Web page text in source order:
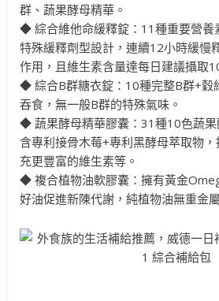
群、蔬果酵母精華。
◆ 綜合維他命緩釋錠：11種重要營養
特殊緩釋劑型設計，連續12小時緩慢
作用，且維生素含量達每日建議攝取
◆ 綜合B群糖衣錠：10種完整B群+穀
吞食，無一般B群的特殊氣味。
◆ 蔬果酵母精華膠囊：31種10色蔬果
含專利接骨木莓+專利黑酵母萃取物
充更豐富的維生素等。
◆ 複合植物油軟膠囊：擁有黃金
好油促進新陳代謝，純植物油無重金